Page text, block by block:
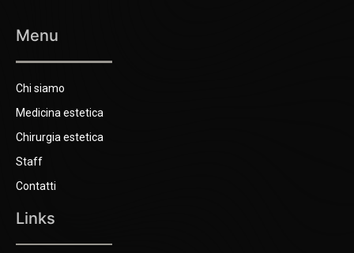
Menu
Chi siamo
Medicina estetica
Chirurgia estetica
Staff
Contatti
Links